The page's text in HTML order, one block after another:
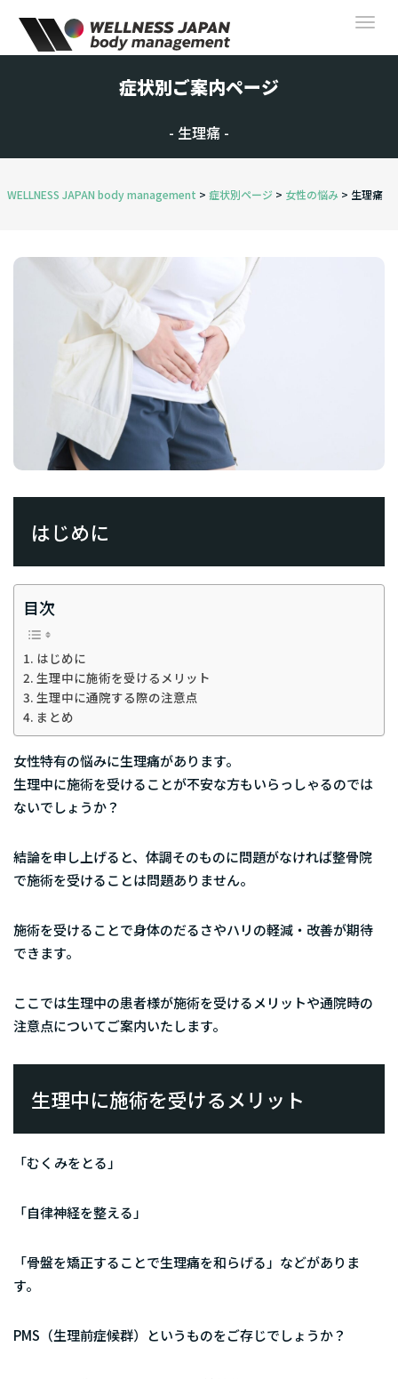
症状別ご案内ページ
- 生理痛 -
WELLNESS JAPAN body management > 症状別ページ > 女性の悩み > 生理痛
はじめに
目次
はじめに
生理中に施術を受けるメリット
生理中に通院する際の注意点
まとめ
女性特有の悩みに生理痛があります。
生理中に施術を受けることが不安な方もいらっしゃるのでは
ないでしょうか？
結論を申し上げると、 体調そのものに問題がなければ整骨院
で施術を受けることは問題ありません。
施術を受けることで身体のだるさやハリの軽減・改善が期待
できます。
ここでは生理中の患者様が施術を受けるメリットや通院時の
注意点についてご案内いたします。
生理中に施術を受けるメリット
「むくみをとる」
「自律神経を整える」
「骨盤を矯正することで生理痛を和らげる」などがありま
す。
PMS（生理前症候群） というものをご存じでしょうか？